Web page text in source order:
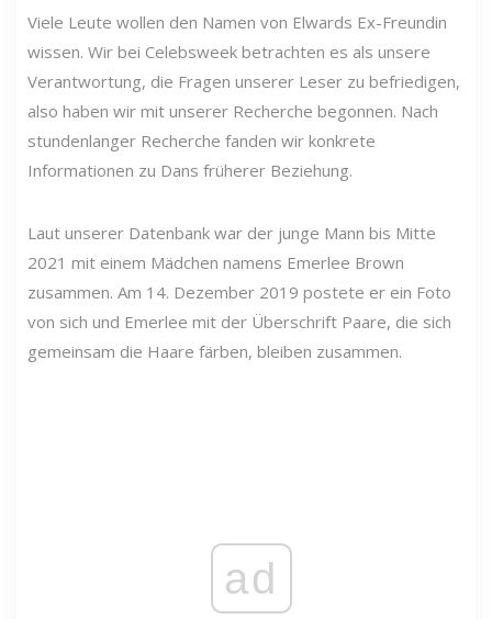
Viele Leute wollen den Namen von Elwards Ex-Freundin
wissen. Wir bei Celebsweek betrachten es als unsere
Verantwortung, die Fragen unserer Leser zu befriedigen,
also haben wir mit unserer Recherche begonnen. Nach
stundenlanger Recherche fanden wir konkrete
Informationen zu Dans früherer Beziehung.
Laut unserer Datenbank war der junge Mann bis Mitte
2021 mit einem Mädchen namens Emerlee Brown
zusammen. Am 14. Dezember 2019 postete er ein Foto
von sich und Emerlee mit der Überschrift Paare, die sich
gemeinsam die Haare färben, bleiben zusammen.
ad